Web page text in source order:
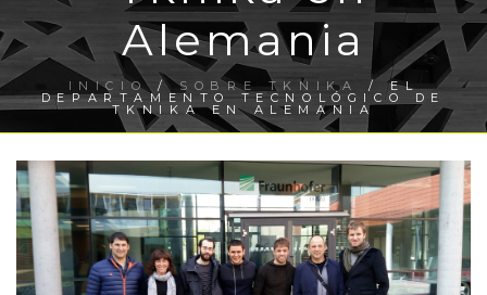
Alemania
INICIO/SOBRE TKNIKA / EL
DEPARTAMENTO TECNOLÓGICO DE
TKNIKA EN ALEMANIA